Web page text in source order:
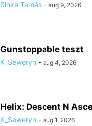
Sinka Tamás - aug 9, 2026
Gunstoppable teszt
K_Seweryn - aug 4, 2026
Helix: Descent N
K_Seweryn - aug 1, 2026